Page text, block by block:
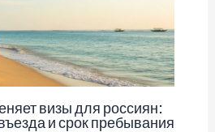
визы для россиян:
и срок пребывания